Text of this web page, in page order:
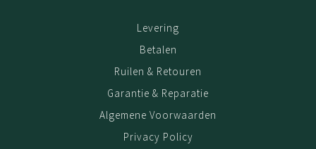
Levering
Betalen
Ruilen & Retouren
Garantie & Reparatie
Algemene Voorwaarden
Privacy Policy